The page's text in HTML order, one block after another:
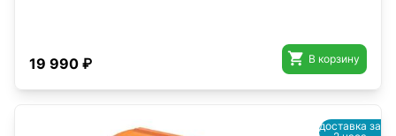
19 990 ₽  В корзину
доставка за